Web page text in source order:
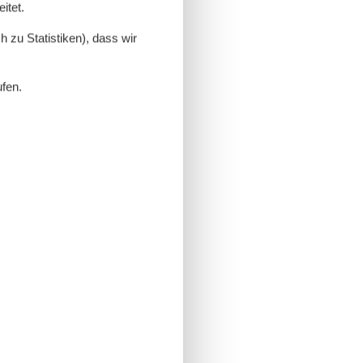
zu Statistiken), dass wir